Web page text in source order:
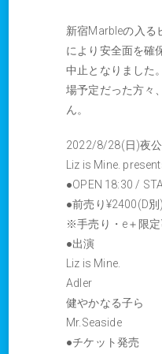
新宿Marbleの入る
により安全面を確
中止となりました
場予定だった方々
ん。
2022/8/28(日)夜
Liz is Mine.
●OPEN 18:30 /
●前売り¥2400(D
※手売り・e＋限
●出演
Liz is Mine.
Adler
健やかなる子ら
Mr.Seaside
●チケット発売